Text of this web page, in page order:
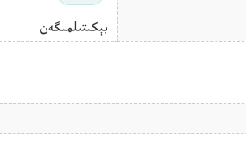
بېكىتىلمىگەن